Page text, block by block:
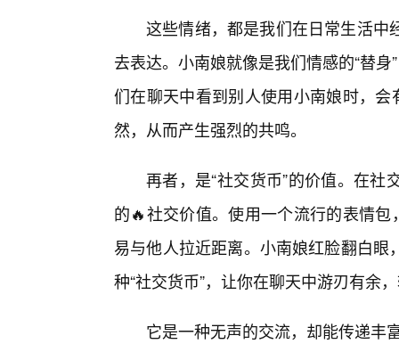
这些情绪，都是我们在日常生活中
去表达。小南娘就像是我们情感的“替
们在聊天中看到别人使用小南娘时，
然，从而产生强烈的共鸣。
再者，是“社交货币”的价值。在
的🔥社交价值。使用一个流行的表情
易与他人拉近距离。小南娘红脸翻白
种“社交货币”，让你在聊天中游刃有余
它是一种无声的交流，却能传递丰